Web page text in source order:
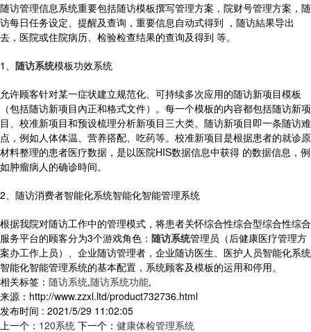
随访管理信息系统重要包括随访模板撰写管理方案，院财号管理方案，随
访每日任务设定、提醒及查询，重要信息自动式得到 ，随访結果导出
去，医院或住院病历、检验检查结果的查询及得到 等。
1、 随访系统模板功效系统
允许顾客针对某一症状建立规范化、可持续多次应用的随访新项目模板
（包括随访新项目內正和格式文件）。每一个模板的内容都包括随访新项
目、校准新项目和预设梳理分析新项目三大类。随访新项目即一条随访难
点，例如人体体温、营养搭配、吃药等。校准新项目是根据患者的就诊原
材料整理的患者医疗数据，是以医院HIS数据信息中获得 的数据信息，例
如肿瘤病人的确诊時间。
2、随访消费者智能化系统智能化智能管理系统
根据我院对随访工作中的管理模式，将患者关怀综合性综合型综合性综合
服务平台的顾客分为3个游戏角色： 随访系统管理员（后健康医疗管理方
案办工作上员）、企业随访管理者，企业随访医生、医护人员智能化系统
智能化智能管理系统的基本配置，系统顾客及模板的运用和停用。
相关标签： 随访系统,随访系统功能,
来源：http://www.zzxl.ltd/product732736.html
发布时间 : 2021/5/29 11:02:05
上一个： 120系统 下一个： 健康体检管理系统